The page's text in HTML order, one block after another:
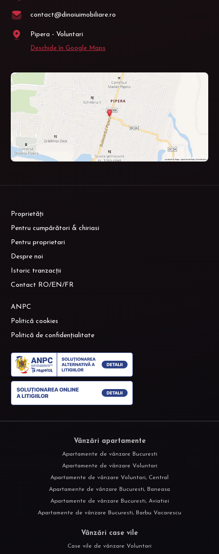
contact@dinoiuimobiliare.ro
Pipera - Voluntari
Deschide în Google Maps
Proprietăți
Pentru cumpărători & chiriasi
Pentru proprietari
Despre noi
Istoric tranzacții
Contact RO/EN/FR
ANPC
Politică cookies
Politică de confidențialitate
Vânzări apartamente
Apartamente de vânzare Bucuresti
Apartamente de vânzare Voluntari
Apartamente de vânzare Voluntari, Central
Apartamente de vânzare Bucuresti, Baneasa
Apartamente de vânzare Bucuresti, Aviatiei
Apartamente de vânzare Bucuresti, Barbu Vacarescu
Vânzări case vile
Case vile de vânzare Voluntari